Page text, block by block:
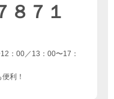
８７１
：00／13：00〜17：
利！